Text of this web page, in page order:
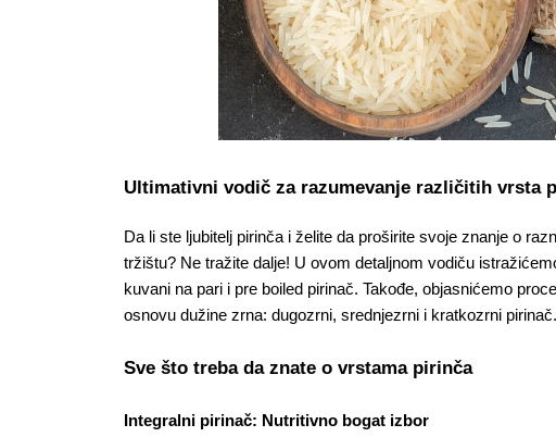
Ultimativni vodič za razumevanje različitih vrsta
Da li ste ljubitelj pirinča i želite da proširite svoje znanje o
tržištu? Ne tražite dalje! U ovom detaljnom vodiču
kuvani na pari i pre boiled pirinač. Takođe, objasnićemo
osnovu dužine zrna: dugozrni, srednjezrni i kratkozrni
Sve što treba da znate o vrstama pirinča
Integralni pirinač: Nutritivno bogat izbor